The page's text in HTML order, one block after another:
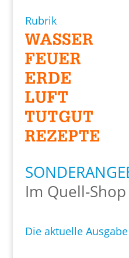
Rubrik
Im Quell-
Die aktuelle